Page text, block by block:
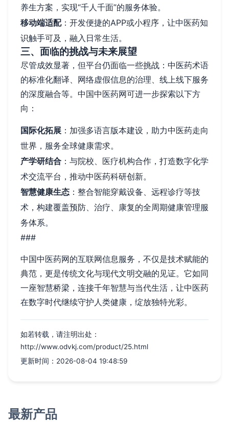
养生方案，实现“千人千面”的服务体验。
移动端适配：开发便捷的APP或小程序，让中医药知
识触手可及，融入日常生活。
三、面临的挑战与未来展望
尽管成效显著，但平台仍面临一些挑战：中医药术语
的标准化翻译、网络虚假信息的治理、线上线下服务
的深度融合等。中国中医药网可进一步探索以下方
向：
国际化拓展 ：加强多语言版本建设，助力中医药走向
世界，服务全球健康需求。
产学研结合 ：与院校、医疗机构合作，打造数字化学
术交流平台，推动中医药科研创新。
智慧健康生态 ：整合智能穿戴设备、远程诊疗等技
术，构建覆盖预防、治疗、康复的全周期健康管理服
务体系。
###
中国中医药网的互联网信息服务，不仅是技术赋能的
典范，更是传统文化与现代文明交融的见证。它如同
一座智慧桥梁，连接千年智慧与当代生活，让中医药
在数字时代继续守护人类健康，绽放独特光彩。
如若转载，请注明出处：
http://www.odvkj.com/product/25.html
更新时间：2026-08-04 19:48:59
最新产品